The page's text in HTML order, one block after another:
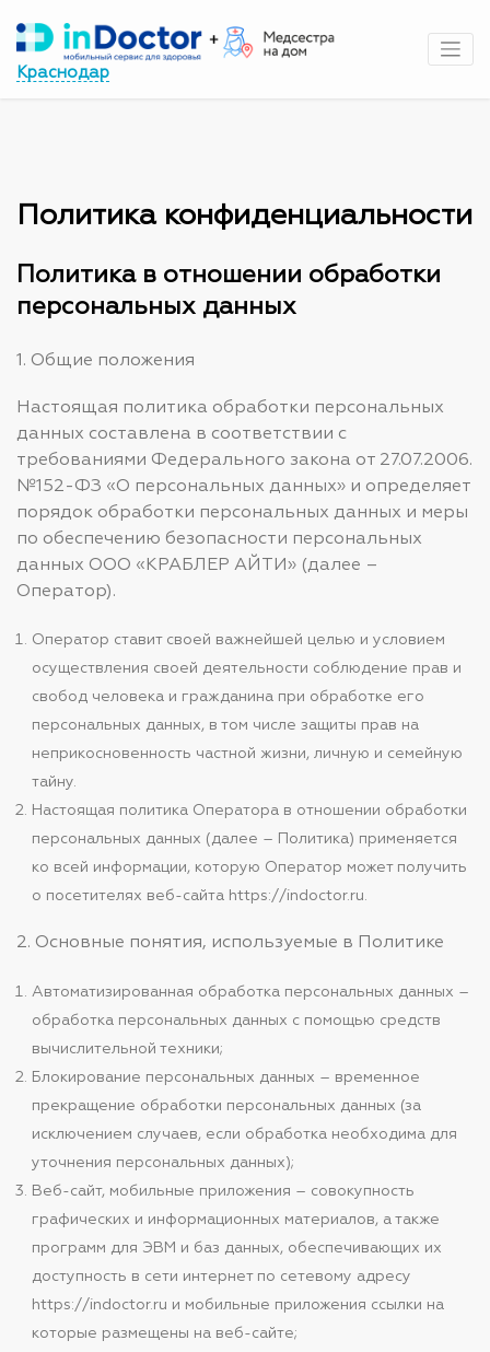
содержимому
Краснодар
Политика конфиденциальности
Политика в отношении обработки
персональных данных
1. Общие положения
Настоящая политика обработки персональных
данных составлена в соответствии с
требованиями Федерального закона от 27.07.2006.
№152-ФЗ «О персональных данных» и определяет
порядок обработки персональных данных и меры
по обеспечению безопасности персональных
данных ООО «КРАБЛЕР АЙТИ» (далее –
Оператор).
Оператор ставит своей важнейшей целью и условием
осуществления своей деятельности соблюдение прав и
свобод человека и гражданина при обработке его
персональных данных, в том числе защиты прав на
неприкосновенность частной жизни, личную и семейную
тайну.
Настоящая политика Оператора в отношении обработки
персональных данных (далее – Политика) применяется
ко всей информации, которую Оператор может получить
о посетителях веб-сайта https://indoctor.ru.
2. Основные понятия, используемые в Политике
Автоматизированная обработка персональных данных –
обработка персональных данных с помощью средств
вычислительной техники;
Блокирование персональных данных – временное
прекращение обработки персональных данных (за
исключением случаев, если обработка необходима для
уточнения персональных данных);
Веб-сайт, мобильные приложения – совокупность
графических и информационных материалов, а также
программ для ЭВМ и баз данных, обеспечивающих их
доступность в сети интернет по сетевому адресу
https://indoctor.ru и мобильные приложения ссылки на
которые размещены на веб-сайте;